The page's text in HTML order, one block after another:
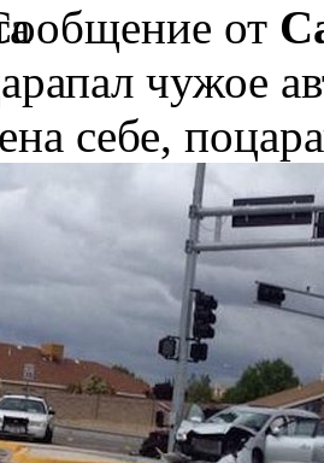
от
чужое
себе,